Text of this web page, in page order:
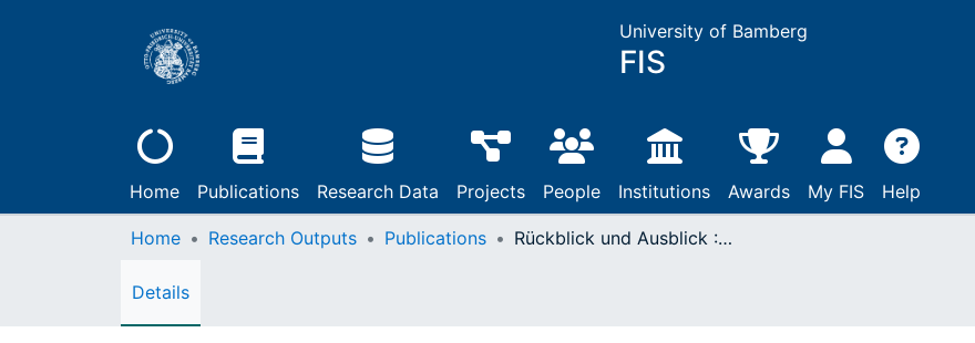
University of Bamberg
FIS
Home Publications Research Data Projects People Institutions Awards My FIS Help
Home Research Outputs Publications Rückblick und Ausblick : Desiderata und Potenziale der persönlichkeitspsychologischen Internetforschung
Details